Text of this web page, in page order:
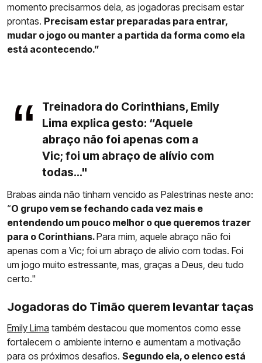
momento precisarmos dela, as jogadoras precisam estar
prontas. Precisam estar preparadas para entrar,
mudar o jogo ou manter a partida da forma como ela
está acontecendo.”
Treinadora do Corinthians, Emily
Lima explica gesto: “Aquele
abraço não foi apenas com a
Vic; foi um abraço de alívio com
todas..."
Brabas ainda não tinham vencido as Palestrinas neste ano:
“O grupo vem se fechando cada vez mais e
entendendo um pouco melhor o que queremos trazer
para o Corinthians.Para mim, aquele abraço não foi
apenas com a Vic; foi um abraço de alívio com todas. Foi
um jogo muito estressante, mas, graças a Deus, deu tudo
certo."
Jogadoras do Timão querem levantar taças
Emily Lima também destacou que momentos como esse
fortalecem o ambiente interno e aumentam a motivação
para os próximos desafios. Segundo ela, o elenco está